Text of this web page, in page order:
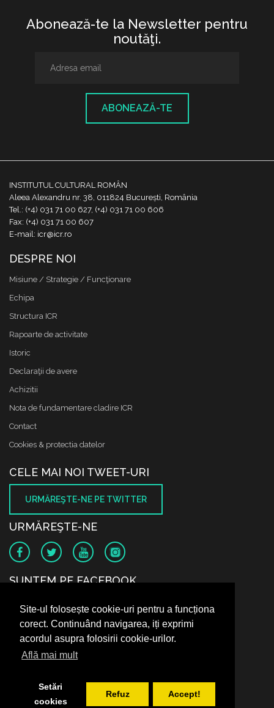
Site-ul folosește cookie-uri pentru a funcționa
corect. Continuând navigarea, iți exprimi
acordul asupra folosirii cookie-urilor.
Află mai mult
Setări
cookies
Refuz Accept!
Abonează-te la Newsletter pentru
noutăţi.
ABONEAZĂ-TE
INSTITUTUL CULTURAL ROMÂN
Aleea Alexandru nr. 38, 011824 București, România
Tel.: (+4) 031 71 00 627, (+4) 031 71 00 606
Fax: (+4) 031 71 00 607
E-mail: icr@icr.ro
DESPRE NOI
Misiune / Strategie / Funcţionare
Echipa
Structura ICR
Rapoarte de activitate
Istoric
Declaraţii de avere
Achizitii
Nota de fundamentare cladire ICR
Contact
Cookies & protectia datelor
CELE MAI NOI TWEET-URI
URMĂREŞTE-NE PE TWITTER
URMĂREŞTE-NE
SUNTEM PE FACEBOOK